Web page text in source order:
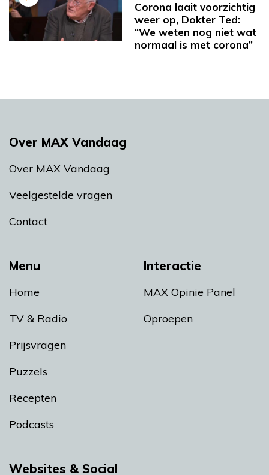
Corona laait voorzichtig
weer op, Dokter Ted:
“We weten nog niet wat
normaal is met corona”
Menu
Home
TV & Radio
Prijsvragen
Puzzels
Recepten
Podcasts
Interactie
MAX Opinie Panel
Oproepen
Over MAX Vandaag
Over MAX Vandaag
Veelgestelde vragen
Contact
Websites & Social